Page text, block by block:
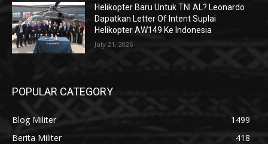
Helikopter Baru Untuk TNI AL? Leonardo
Dapatkan Letter Of Intent Suplai
Helikopter AW149 Ke Indonesia
July 21, 2026
POPULAR CATEGORY
Blog Militer
1499
Berita Militer
418